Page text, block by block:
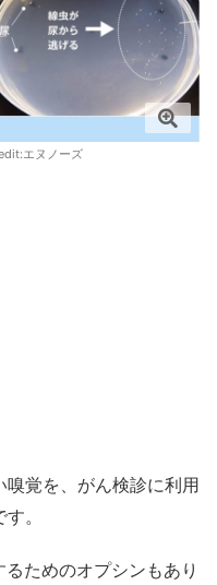
エヌノーズ
覚を、がん検診に利用
。
るためのオプシンもあり